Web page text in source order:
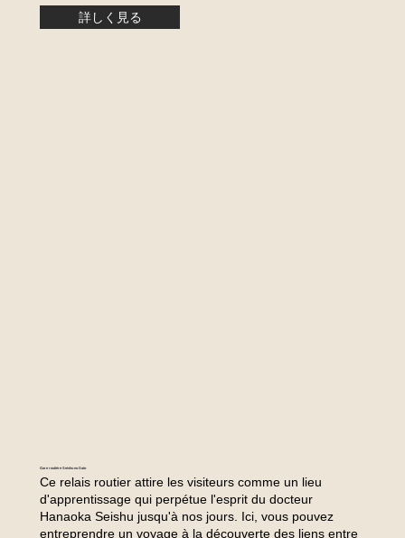
詳しく見る
Gare routière Seishu no Sato
Ce relais routier attire les visiteurs comme un lieu
d'apprentissage qui perpétue l'esprit du docteur
Hanaoka Seishu jusqu'à nos jours. Ici, vous pouvez
entreprendre un voyage à la découverte des liens entre